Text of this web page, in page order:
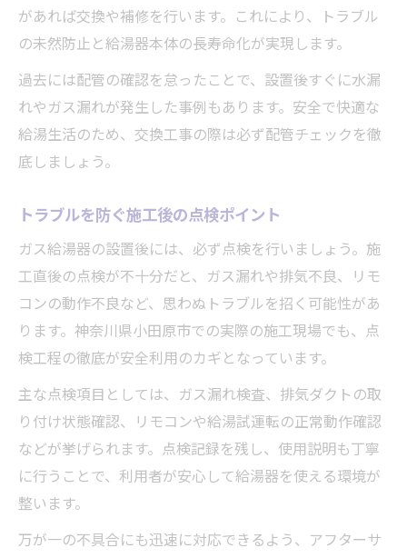
があれば交換や補修を行います。これにより、トラブル
の未然防止と給湯器本体の長寿命化が実現します。
過去には配管の確認を怠ったことで、設置後すぐに水漏
れやガス漏れが発生した事例もあります。安全で快適な
給湯生活のため、交換工事の際は必ず配管チェックを徹
底しましょう。
トラブルを防ぐ施工後の点検ポイント
ガス給湯器の設置後には、必ず点検を行いましょう。施
工直後の点検が不十分だと、ガス漏れや排気不良、リモ
コンの動作不良など、思わぬトラブルを招く可能性があ
ります。神奈川県小田原市での実際の施工現場でも、点
検工程の徹底が安全利用のカギとなっています。
主な点検項目としては、ガス漏れ検査、排気ダクトの取
り付け状態確認、リモコンや給湯試運転の正常動作確認
などが挙げられます。点検記録を残し、使用説明も丁寧
に行うことで、利用者が安心して給湯器を使える環境が
整います。
万が一の不具合にも迅速に対応できるよう、アフターサ